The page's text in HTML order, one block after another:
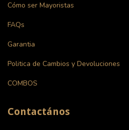
Cómo ser Mayoristas
FAQs
Garantia
Politica de Cambios y Devoluciones
COMBOS
Contactános